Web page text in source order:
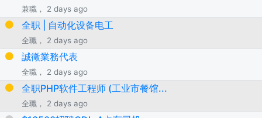
兼職， 2 days ago
全职 | 自动化设备电工
全職， 2 days ago
誠徵業務代表
全職， 2 days ago
全职PHP软件工程师 (工业市餐馆...
全職， 2 days ago